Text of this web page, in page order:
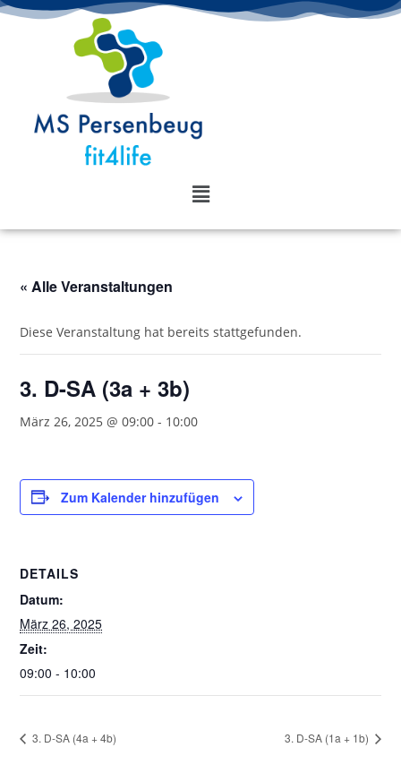
« Alle Veranstaltungen
Diese Veranstaltung hat bereits stattgefunden.
3. D-SA (3a + 3b)
März 26, 2025 @ 09:00 - 10:00
Zum Kalender hinzufügen
DETAILS
Datum:
März 26, 2025
Zeit:
09:00 - 10:00
3. D-SA (4a + 4b) 3. D-SA (1a + 1b)